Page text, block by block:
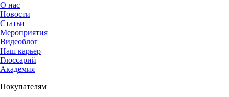
О нас
Новости
Статьи
Мероприятия
Видеоблог
Наш карьер
Глоссарий
Академия
Покупателям